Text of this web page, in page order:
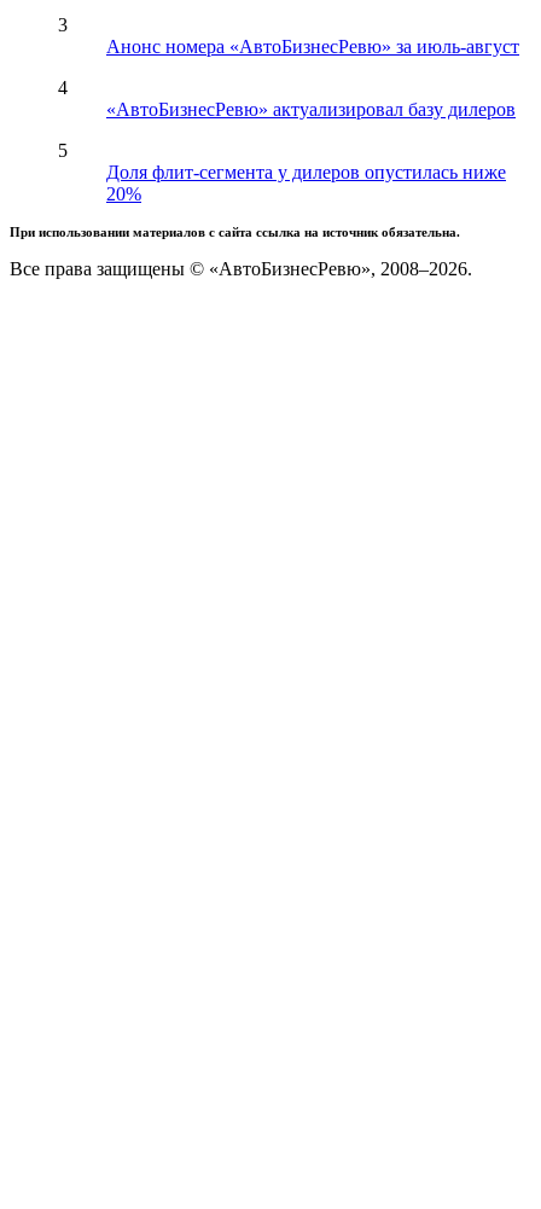
3
Анонс номера «АвтоБизнесРевю» за июль-август
4
«АвтоБизнесРевю» актуализировал базу дилеров
5
Доля флит-сегмента у дилеров опустилась ниже
20%
При использовании материалов с сайта ссылка на источник обязательна.
Все права защищены © «АвтоБизнесРевю», 2008–2026.